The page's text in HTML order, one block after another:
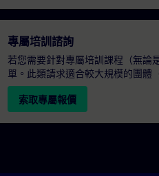
專屬培訓諮詢
若您需要針對專屬培訓課程（無論
單。此類請求適合較大規模的團體
索取專屬報價